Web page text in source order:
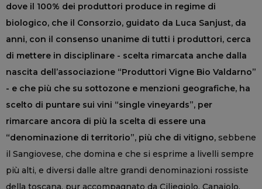
dove il 100% dei produttori produce in regime di
biologico, che il Consorzio, guidato da Luca Sanjust, da
anni, con il consenso unanime di tutti i produttori, cerca
di mettere in disciplinare - scelta rimarcata anche dalla
nascita dell’associazione “Produttori Vigne Bio Valdarno”
- e che più che su sottozone e menzioni geografiche, ha
scelto di puntare sui vini “single vineyards”, per
rimarcare ancora di più la scelta di essere una
“denominazione di territorio”, più che di vitigno, sebbene
il Sangiovese, che domina e che si esprime a livelli sempre
più alti, e diversi dalle altre grandi denominazioni rossiste
della toscana, pur accompagnato da Ciliegiolo, Canaiolo,